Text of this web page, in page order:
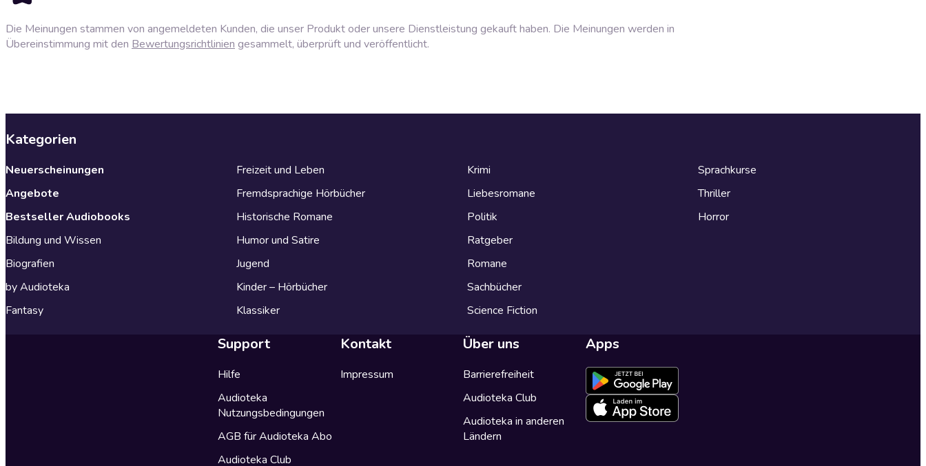
Die Meinungen stammen von angemeldeten Kunden, die unser Produkt oder unsere Dienstleistung gekauft haben. Die Meinungen werden in
Übereinstimmung mit den Bewertungsrichtlinien gesammelt, überprüft und veröffentlicht.
Kategorien
Neuerscheinungen
Angebote
Bestseller Audiobooks
Bildung und Wissen
Biografien
by Audioteka
Fantasy
Freizeit und Leben
Fremdsprachige Hörbücher
Historische Romane
Humor und Satire
Jugend
Kinder – Hörbücher
Klassiker
Krimi
Liebesromane
Politik
Ratgeber
Romane
Sachbücher
Science Fiction
Sprachkurse
Thriller
Horror
Support
Hilfe
Audioteka
Nutzungsbedingungen
AGB für Audioteka Abo
Audioteka Club
Kontakt
Impressum
Über uns
Barrierefreiheit
Audioteka Club
Audioteka in anderen
Ländern
Apps